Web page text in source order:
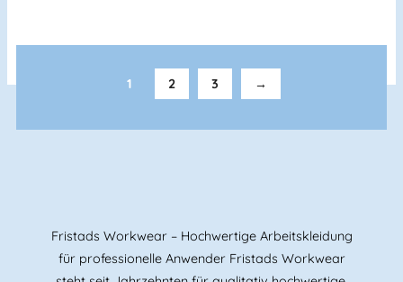
1 2 3 →
BANNENBERG
Fristads Workwear – Hochwertige Arbeitskleidung
für professionelle Anwender Fristads Workwear